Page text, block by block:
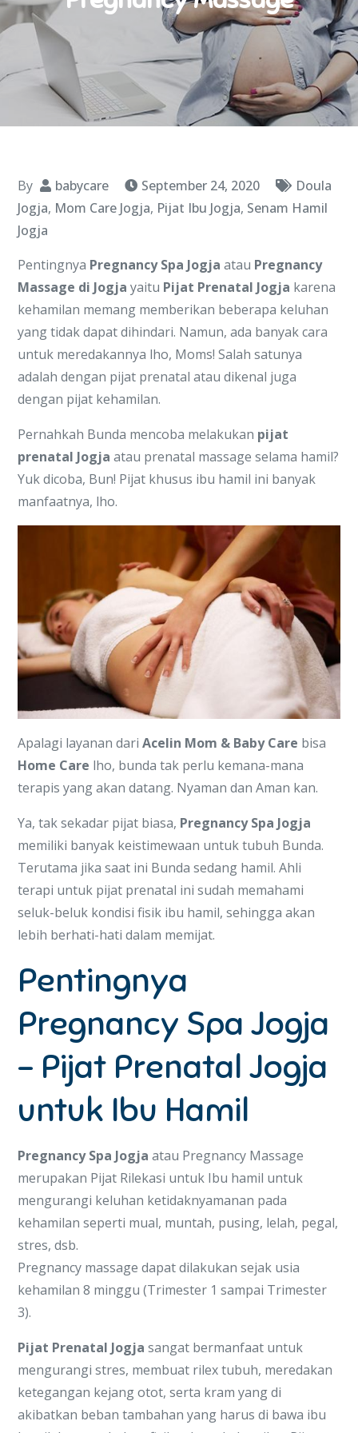
By babycare September 24, 2020
Doula
Jogja, Mom Care Jogja, Pijat Ibu Jogja, Senam Hamil
Jogja
Pentingnya Pregnancy Spa Jogja atau Pregnancy
Massage di Jogja yaitu Pijat Prenatal Jogja karena
kehamilan memang memberikan beberapa keluhan
yang tidak dapat dihindari. Namun, ada banyak cara
untuk meredakannya lho, Moms! Salah satunya
adalah dengan pijat prenatal atau dikenal juga
dengan pijat kehamilan.
Pernahkah Bunda mencoba melakukan pijat
prenatal Jogja atau prenatal massage selama hamil?
Yuk dicoba, Bun! Pijat khusus ibu hamil ini banyak
manfaatnya, lho.
Apalagi layanan dariAcelin Mom & Baby Care bisa
Home Care lho, bunda tak perlu kemana-mana
terapis yang akan datang. Nyaman dan Aman kan.
Ya, tak sekadar pijat biasa, Pregnancy Spa Jogja
memiliki banyak keistimewaan untuk tubuh Bunda.
Terutama jika saat ini Bunda sedang hamil. Ahli
terapi untuk pijat prenatal ini sudah memahami
seluk-beluk kondisi fisik ibu hamil, sehingga akan
lebih berhati-hati dalam memijat.
Pentingnya
Pregnancy Spa Jogja
– Pijat Prenatal Jogja
untuk Ibu Hamil
Pregnancy Spa Jogja atau Pregnancy Massage
merupakan Pijat Rilekasi untuk Ibu hamil untuk
mengurangi keluhan ketidaknyamanan pada
kehamilan seperti mual, muntah, pusing, lelah, pegal,
stres, dsb.
Pregnancy massage dapat dilakukan sejak usia
kehamilan 8 minggu (Trimester 1 sampai Trimester
3).
Pijat Prenatal Jogja sangat bermanfaat untuk
mengurangi stres, membuat rilex tubuh, meredakan
ketegangan kejang otot, serta kram yang di
akibatkan beban tambahan yang harus di bawa ibu